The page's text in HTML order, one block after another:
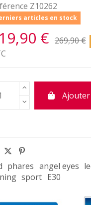
Z10262
articles en stock
€ 269,90 €
phares angel eyes
sport E30